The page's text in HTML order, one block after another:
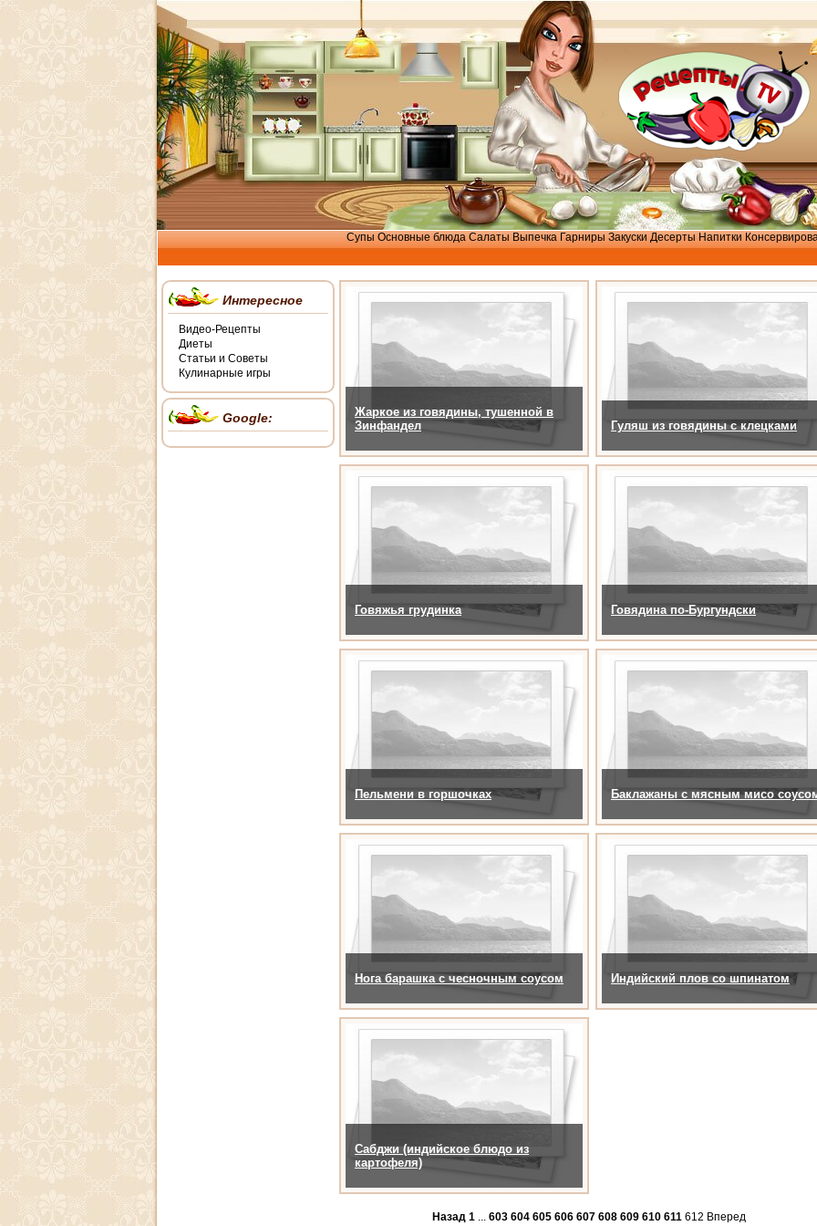
Супы Основные блюда Салаты Выпечка Гарниры Закуски Десерты Напитки
Жаркое из говядины, тушенной в
Зинфандел
Гуляш из говядины с клецками
Говяжья грудинка Говядина по-Бургундски
Пельмени в горшочках Баклажаны с мясным мисо
Нога барашка с чесночным соусом Индийский плов со шпинатом
Сабджи (индийское блюдо из
картофеля)
Назад 1 ... 603 604 605 606 607 608 609 610 611 612 Вперед
Интересное
Видео-Рецепты
Диеты
Статьи и Советы
Кулинарные игры
Google: